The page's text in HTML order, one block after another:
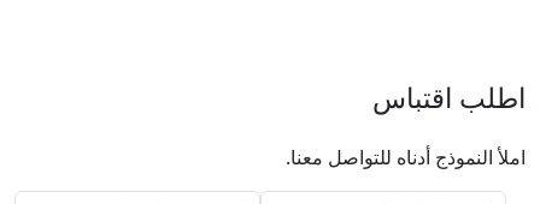
اطلب اقتباس
املأ النموذج أدناه للتواصل معنا.